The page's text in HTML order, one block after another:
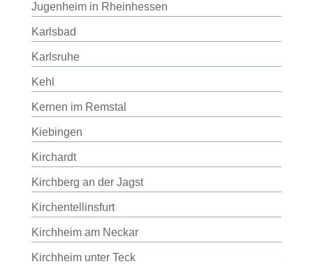
Jugenheim in Rheinhessen
Karlsbad
Karlsruhe
Kehl
Kernen im Remstal
Kiebingen
Kirchardt
Kirchberg an der Jagst
Kirchentellinsfurt
Kirchheim am Neckar
Kirchheim unter Teck